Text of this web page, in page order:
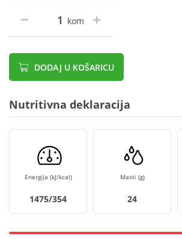
kom
DODAJ U KOŠARICU
Nutritivna deklaracija
Energija (kJ/kcal)
1475/354
Masti (g)
24